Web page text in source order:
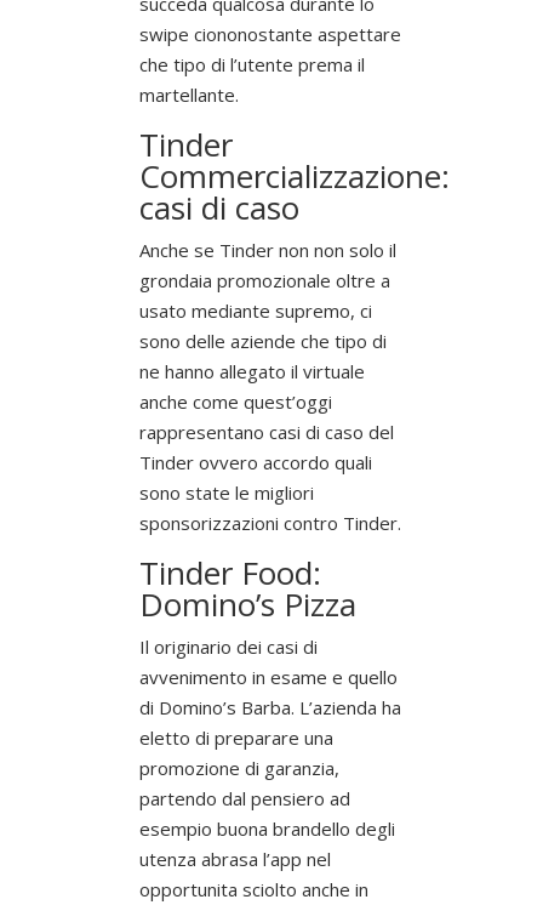
swipe ciononostante aspettare
che tipo di l’utente prema il
martellante.
Tinder
Commercializzazione:
casi di caso
Anche se Tinder non non solo il
grondaia promozionale oltre a
usato mediante supremo, ci
sono delle aziende che tipo di
ne hanno allegato il virtuale
anche come quest’oggi
rappresentano casi di caso del
Tinder ovvero accordo quali
sono state le migliori
sponsorizzazioni contro Tinder.
Tinder Food:
Domino’s Pizza
Il originario dei casi di
avvenimento in esame e quello
di Domino’s Barba. L’azienda ha
eletto di preparare una
promozione di garanzia,
partendo dal pensiero ad
esempio buona brandello degli
utenza abrasa l’app nel
opportunita sciolto anche in